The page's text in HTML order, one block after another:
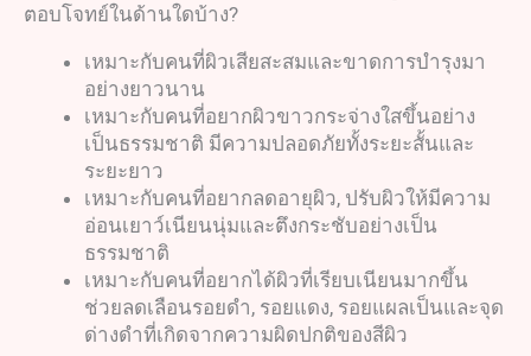
ตอบโจทย์ในด้านใดบ้าง?
เหมาะกับคนที่ผิวเสียสะสมและขาดการบำรุงมา
อย่างยาวนาน
เหมาะกับคนที่อยากผิวขาวกระจ่างใสขึ้นอย่าง
เป็นธรรมชาติ มีความปลอดภัยทั้งระยะสั้นและ
ระยะยาว
เหมาะกับคนที่อยากลดอายุผิว, ปรับผิวให้มีความ
อ่อนเยาว์เนียนนุ่มและตึงกระชับอย่างเป็น
ธรรมชาติ
เหมาะกับคนที่อยากได้ผิวที่เรียบเนียนมากขึ้น
ช่วยลดเลือนรอยดำ, รอยแดง, รอยแผลเป็นและจุด
ด่างดำที่เกิดจากความผิดปกติของสีผิว